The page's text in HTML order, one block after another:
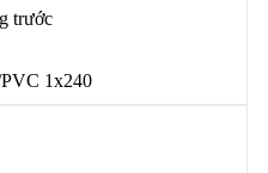
trước
1x240